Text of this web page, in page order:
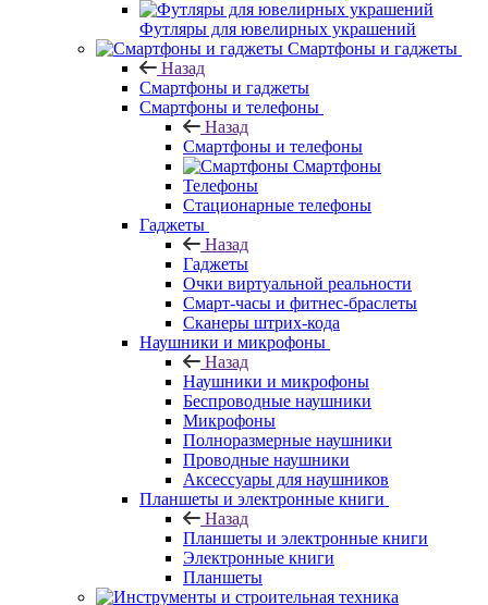
Футляры для ювелирных украшений
Смартфоны и гаджеты
Назад
Смартфоны и гаджеты
Смартфоны и телефоны
Назад
Смартфоны и телефоны
Смартфоны
Телефоны
Стационарные телефоны
Гаджеты
Назад
Гаджеты
Очки виртуальной реальности
Смарт-часы и фитнес-браслеты
Сканеры штрих-кода
Наушники и микрофоны
Назад
Наушники и микрофоны
Беспроводные наушники
Микрофоны
Полноразмерные наушники
Проводные наушники
Аксессуары для наушников
Планшеты и электронные книги
Назад
Планшеты и электронные книги
Электронные книги
Планшеты